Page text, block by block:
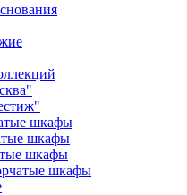
шкафы
шкафы
шкафы
шкафы